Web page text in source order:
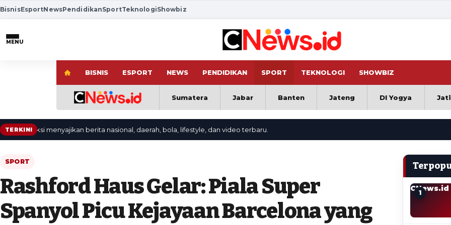
BisnisEsportNewsPendidikanSportTeknologiShowbiz
MENU
BISNIS ESPORT NEWS PENDIDIKAN SPORT TEKNOLOGI SHOWBIZ
Sumatera Jabar Banten Jateng DI Yogya
TERKINI
menyajikan berita nasional, daerah, bola, lifestyle, dan video terbaru.
SPORT
Rashford Haus Gelar: Piala Super
Spanyol Picu Kejayaan Barcelona yang
CNews.id
1